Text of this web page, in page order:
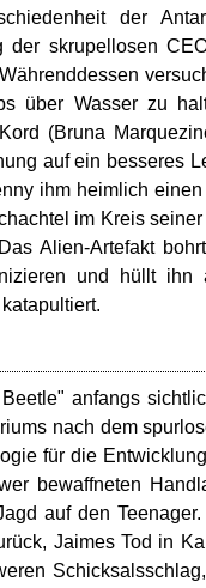
der
der skrupellosen
über Wasser zu
(Bruna
auf ein besseres
ihm heimlich
im Kreis
Alien-Artefakt
und hüllt ihn
anfangs
nach dem
für die
bewaffneten
auf den
Jaimes Tod in